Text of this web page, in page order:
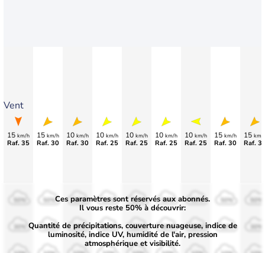
Vent
15 km/h
Raf. 35
15 km/h
Raf. 30
10 km/h
Raf. 30
10 km/h
Raf. 25
10 km/h
Raf. 25
10 km/h
Raf. 25
10 km/h
Raf. 25
15 km/h
Raf. 30
15 km/
Raf.
50%
30%
50%
30%
50%
30%
50%
30%
50%
30%
50%
30%
50%
30%
Ces paramètres sont réservés aux abonnés.
Il vous reste 50% à découvrir:
Quantité de précipitations, couverture nuageuse, indice de
luminosité, indice UV, humidité de l'air, pression
atmosphérique et visibilité.